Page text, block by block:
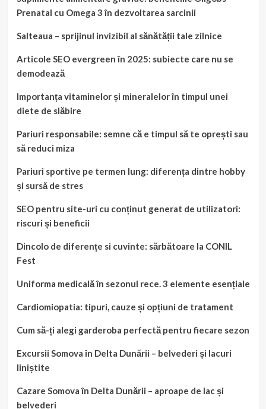
Prenatal cu Omega 3 în dezvoltarea sarcinii
Salteaua – sprijinul invizibil al sănătății tale zilnice
Articole SEO evergreen în 2025: subiecte care nu se
demodează
Importanța vitaminelor și mineralelor în timpul unei
diete de slăbire
Pariuri responsabile: semne că e timpul să te oprești sau
să reduci miza
Pariuri sportive pe termen lung: diferența dintre hobby
și sursă de stres
SEO pentru site-uri cu conținut generat de utilizatori:
riscuri și beneficii
Dincolo de diferențe si cuvinte: sărbătoare la CONIL
Fest
Uniforma medicală în sezonul rece. 3 elemente esențiale
Cardiomiopatia: tipuri, cauze și opțiuni de tratament
Cum să-ți alegi garderoba perfectă pentru fiecare sezon
Excursii Somova în Delta Dunării – belvederi și lacuri
liniștite
Cazare Somova în Delta Dunării – aproape de lac și
belvederi